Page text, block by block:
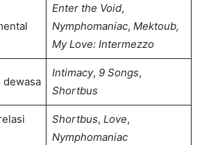
Enter the Void,
Nymphomaniac, Mektoub,
My Love: Intermezzo
dewasa
Intimacy, 9 Songs,
Shortbus
Shortbus, Love,
Nymphomaniac